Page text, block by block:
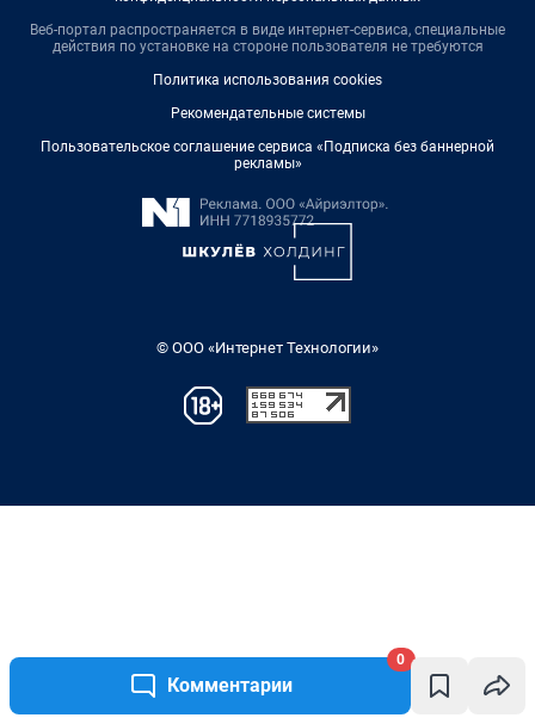
Комментарии
0